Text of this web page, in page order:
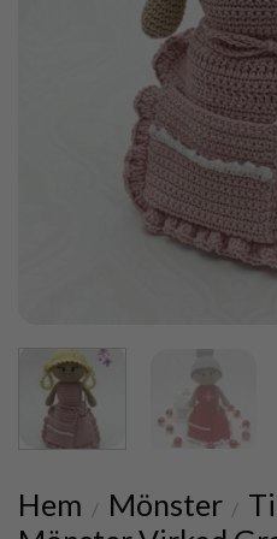
Hem / Mönster /